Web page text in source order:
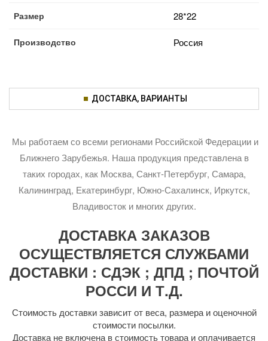
Размер 28*22
Производство Россия
ДОСТАВКА, ВАРИАНТЫ
Мы работаем со всеми регионами Российской Федерации и
Ближнего Зарубежья. Наша продукция представлена в
таких городах, как Москва, Санкт-Петербург, Самара,
Калининград, Екатеринбург, Южно-Сахалинск, Иркутск,
Владивосток и многих других.
ДОСТАВКА ЗАКАЗОВ
ОСУЩЕСТВЛЯЕТСЯ СЛУЖБАМИ
ДОСТАВКИ : СДЭК ; ДПД ; ПОЧТОЙ
РОССИ И Т.Д.
Стоимость доставки зависит от веса, размера и оценочной
стоимости посылки.
Доставка не включена в стоимость товара и оплачивается